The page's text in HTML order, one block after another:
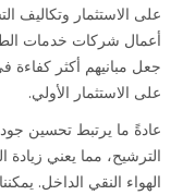
على الاستثمار وتكاليف
جعل مبانيهم أكثر
على الاستثمار الأولي.
الترشيح، مما يعني زيادة